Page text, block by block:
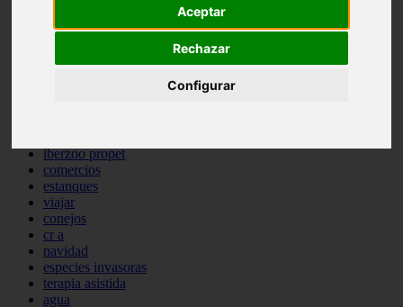
Aceptar
Rechazar
Configurar
protagonistas
iberzoo propet
comercios
estanques
viajar
conejos
cr a
navidad
especies invasoras
terapia asistida
agua